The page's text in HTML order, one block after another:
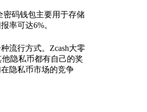
密码钱包主要用于存储
率可达6%。
流行方式。Zcash大零
隐私币都有自己的奖
隐私币市场的竞争